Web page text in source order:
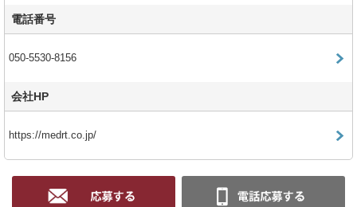
電話番号
050-5530-8156
会社HP
https://medrt.co.jp/